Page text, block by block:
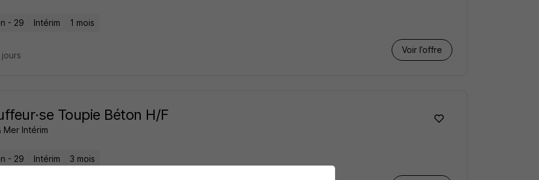
- 29 Intérim 1 mois
Voir l’offre
Toupie Béton H/F
Mer Intérim
- 29 Intérim 3 mois